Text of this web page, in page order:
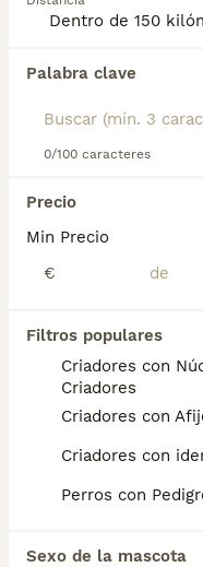
Palabra clave
0/100 caracteres
Precio
Min Precio
€
Filtros populares
Criadores con
Criadores
Criadores con
Criadores con
Perros con
Sexo de la mascota
compra de Spaniel
Encontramos 0
Si deseas
búsqueda y
Preguntas
¿Son raros
Picardía?
Relativamente
encanto clásico
versatilidad de
experimentado.